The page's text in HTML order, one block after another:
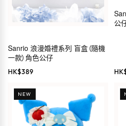
Sanrio 浪漫婚禮系列 盲盒（隨機
一款）角色公仔
HK$389
公
NEW